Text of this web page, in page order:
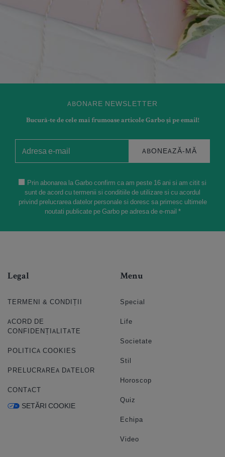
ABONARE NEWSLETTER
Bucură-te de cele mai frumoase articole Garbo și pe email!
ABONEAZĂ-MĂ
Prin abonarea la Garbo confirm ca am peste 16 ani si am citit si
sunt de acord cu termenii si conditiile de utilizare si cu acordul
privind prelucrarea datelor personale si doresc sa primesc ultimele
noutati publicate pe Garbo pe adresa de e-mail *
Legal
TERMENI & CONDIȚII
ACORD DE
CONFIDENȚIALITATE
POLITICA COOKIES
PRELUCRAREA DATELOR
CONTACT
SETĂRI COOKIE
Menu
Special
Life
Societate
Stil
Horoscop
Quiz
Echipa
Video